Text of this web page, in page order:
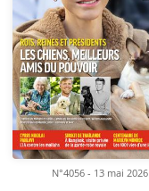
N°4056 - 13 mai 2026